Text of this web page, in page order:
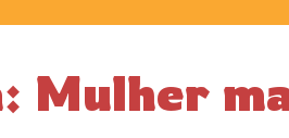
Mulher